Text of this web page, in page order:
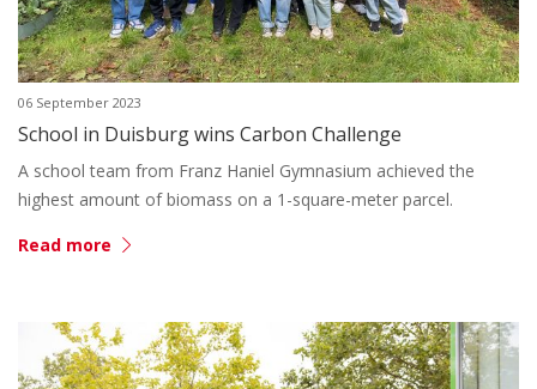
06 September 2023
School in Duisburg wins Carbon Challenge
A school team from Franz Haniel Gymnasium achieved the
highest amount of biomass on a 1-square-meter parcel.
Read more